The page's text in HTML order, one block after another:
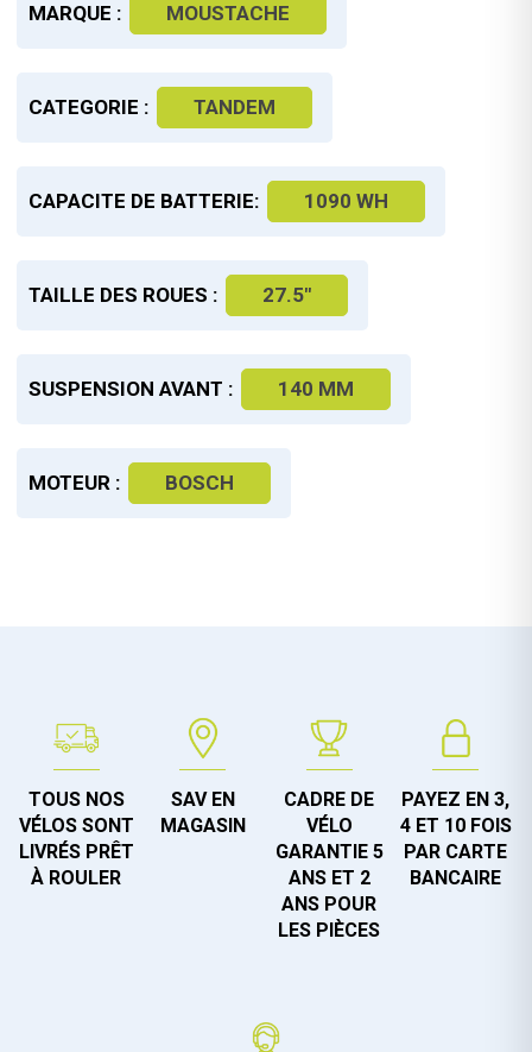
MARQUE : MOUSTACHE
CATEGORIE : TANDEM
CAPACITE DE BATTERIE: 1090 WH
TAILLE DES ROUES : 27.5"
SUSPENSION AVANT : 140 MM
MOTEUR : BOSCH
TOUS NOS
VÉLOS SONT
LIVRÉS PRÊT
À ROULER
SAV EN
MAGASIN
CADRE DE
VÉLO
GARANTIE 5
ANS ET 2
ANS POUR
LES PIÈCES
PAYEZ EN 3,
4 ET 10 FOIS
PAR CARTE
BANCAIRE